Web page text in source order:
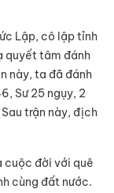
Lập, cô lập tỉnh
quyết tâm đánh
này, ta đã đánh
Sư 25 ngụy, 2
trận này, địch
cuộc đời với quê
cùng đất nước.